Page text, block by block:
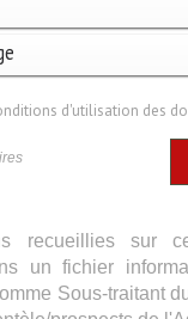
d'utilisation des
recueillies sur
un fichier
Sous-traitant